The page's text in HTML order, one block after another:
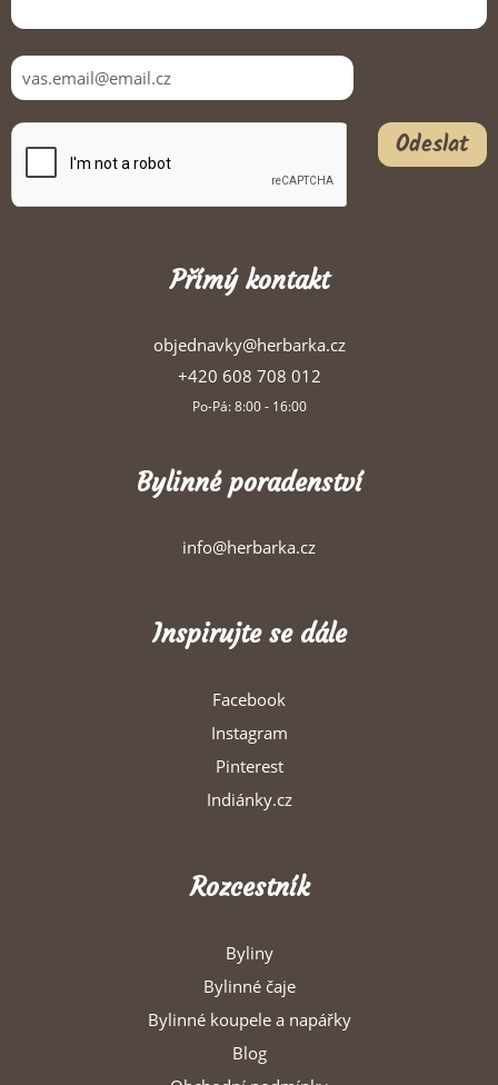
Odeslat
Přímý kontakt
objednavky@herbarka.cz
+420 608 708 012
Po-Pá: 8:00 - 16:00
Bylinné poradenství
info@herbarka.cz
Inspirujte se dále
Facebook
Instagram
Pinterest
Indiánky.cz
Rozcestník
Byliny
Bylinné čaje
Bylinné koupele a napářky
Blog